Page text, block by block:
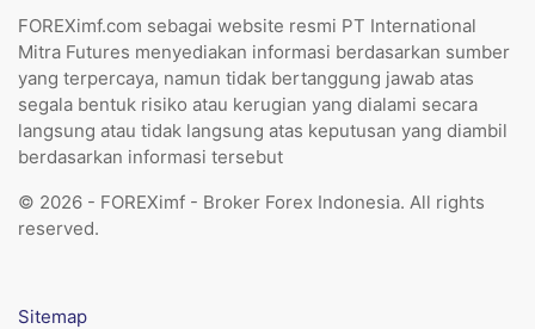
FOREXimf.com sebagai website resmi PT International
Mitra Futures menyediakan informasi berdasarkan sumber
yang terpercaya, namun tidak bertanggung jawab atas
segala bentuk risiko atau kerugian yang dialami secara
langsung atau tidak langsung atas keputusan yang diambil
berdasarkan informasi tersebut
© 2026 - FOREXimf - Broker Forex Indonesia. All rights
reserved.
Sitemap